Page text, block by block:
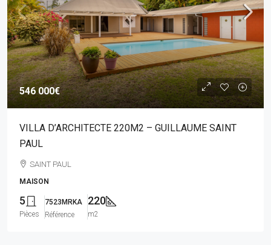
546 000€
VILLA D’ARCHITECTE 220M2 – GUILLAUME SAINT
PAUL
SAINT PAUL
MAISON
5
Pièces
7523MRKA
Référence
220
m2